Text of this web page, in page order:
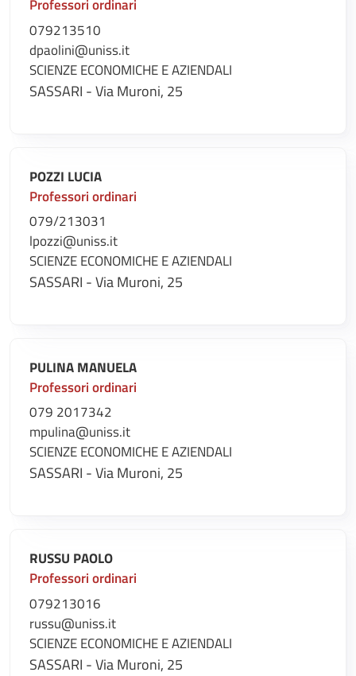
Professori ordinari
079213510
dpaolini@uniss.it
SCIENZE ECONOMICHE E AZIENDALI
SASSARI - Via Muroni, 25
POZZI LUCIA
Professori ordinari
079/213031
lpozzi@uniss.it
SCIENZE ECONOMICHE E AZIENDALI
SASSARI - Via Muroni, 25
PULINA MANUELA
Professori ordinari
079 2017342
mpulina@uniss.it
SCIENZE ECONOMICHE E AZIENDALI
SASSARI - Via Muroni, 25
RUSSU PAOLO
Professori ordinari
079213016
russu@uniss.it
SCIENZE ECONOMICHE E AZIENDALI
SASSARI - Via Muroni, 25